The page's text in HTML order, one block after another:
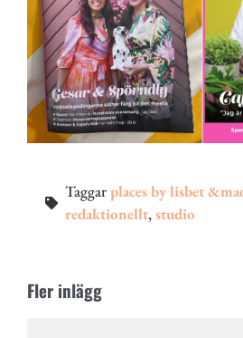
Taggarplaces by lisbet
redaktionellt,studio
Fler inlägg